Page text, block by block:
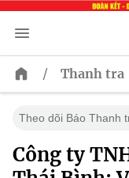
/ Thanh tra
Theo dõi Báo Thanh
Công ty